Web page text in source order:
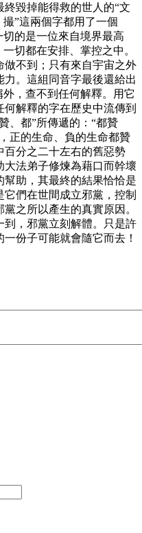
毀掉能得救的世人的“文
”這兩個字都用了一個
的是一位來自境界最高
切都在安排、掌控之中。
不到；只有來自宇宙之外
。這組同音字最後還給出
，查不到任何解釋。用它
解釋的字在歷史中流傳到
、都”所傳遞的：“都贊
正的生命、負的生命都贊
百分之二十左右的舊惡勢
法弟子修煉為藉口而幹壞
助，其最終的結果恰恰是
們在世間成立邪黨，控制
之所以產生的真實原因。
，邪黨立刻解體。只是許
份子可能就會隨它而去！